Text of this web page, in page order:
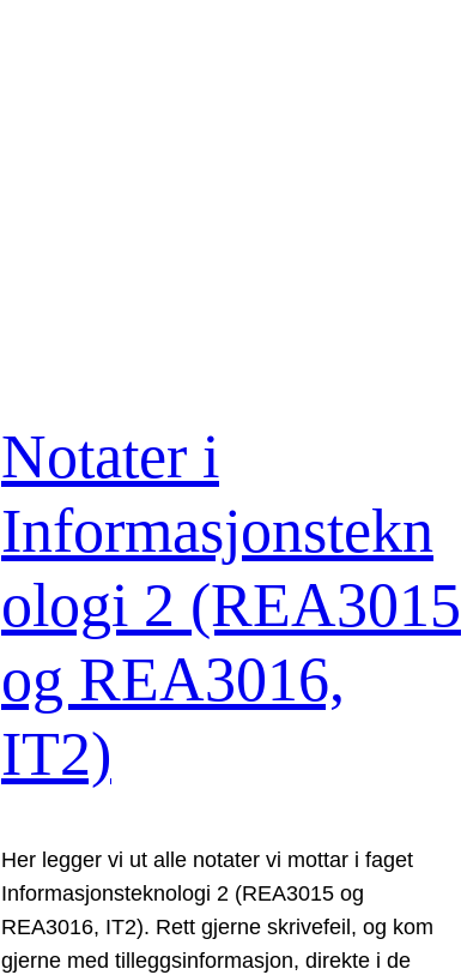
Notater i
Informasjonstekn
ologi 2 (REA3015
og REA3016,
IT2)
Her legger vi ut alle notater vi mottar i faget
Informasjonsteknologi 2 (REA3015 og
REA3016, IT2). Rett gjerne skrivefeil, og kom
gjerne med tilleggsinformasjon, direkte i de